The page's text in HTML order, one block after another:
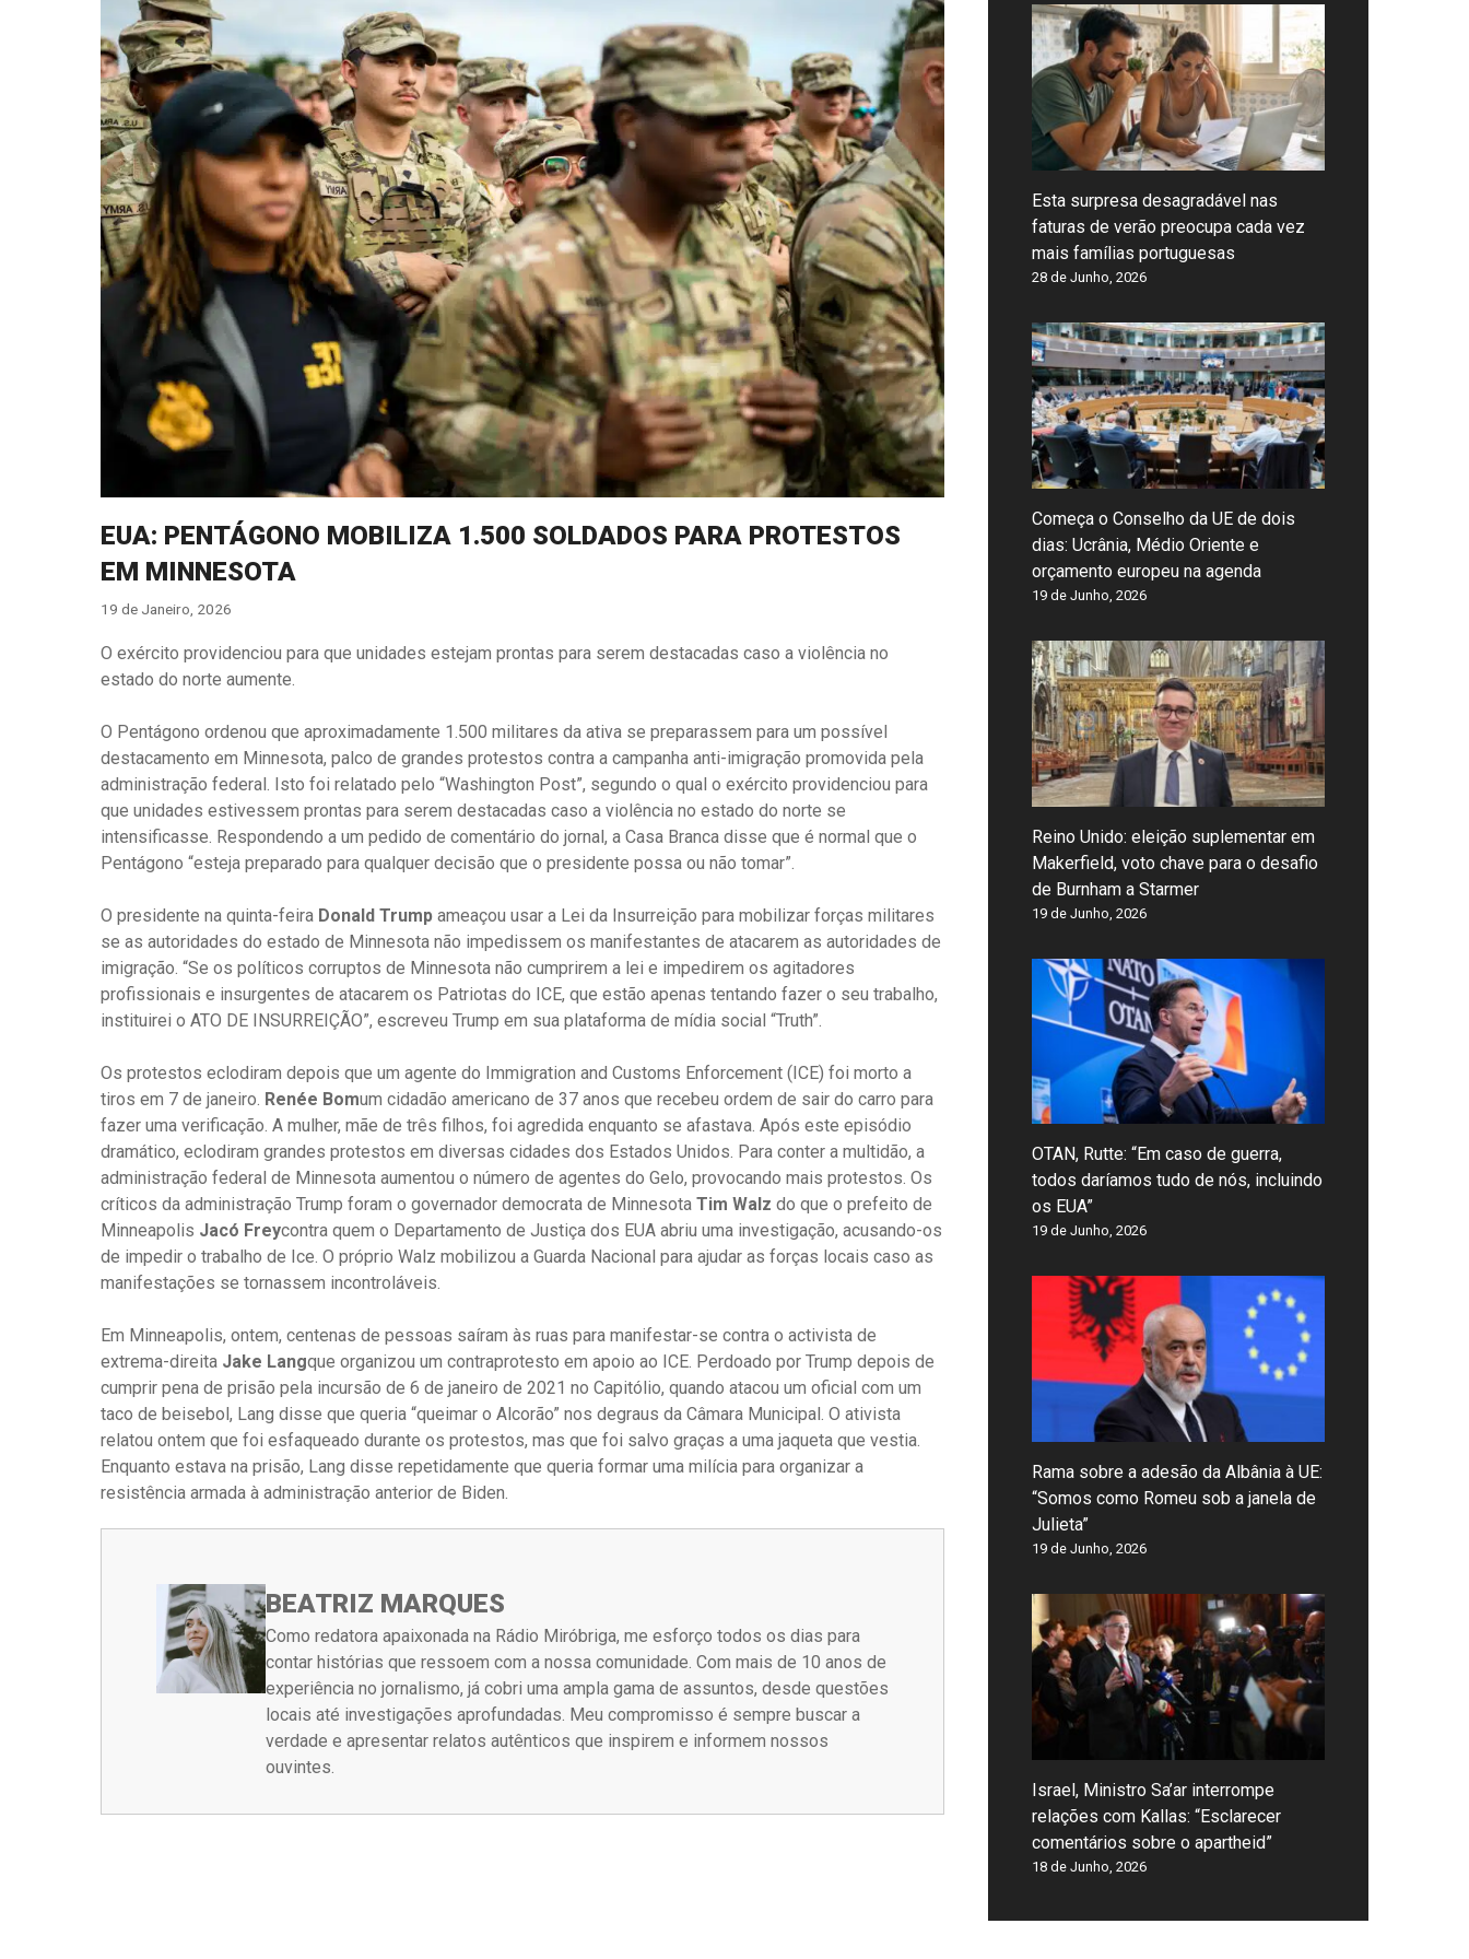
EUA: PENTÁGONO MOBILIZA 1.500 SOLDADOS PARA PROTESTOS
EM MINNESOTA
19 de Janeiro, 2026
O exército providenciou para que unidades estejam prontas para serem destacadas caso a violência no
estado do norte aumente.
O Pentágono ordenou que aproximadamente 1.500 militares da ativa se preparassem para um possível
destacamento em Minnesota, palco de grandes protestos contra a campanha anti-imigração promovida pela
administração federal. Isto foi relatado pelo “Washington Post”, segundo o qual o exército providenciou para
que unidades estivessem prontas para serem destacadas caso a violência no estado do norte se
intensificasse. Respondendo a um pedido de comentário do jornal, a Casa Branca disse que é normal que o
Pentágono “esteja preparado para qualquer decisão que o presidente possa ou não tomar”.
O presidente na quinta-feira Donald Trump ameaçou usar a Lei da Insurreição para mobilizar forças militares
se as autoridades do estado de Minnesota não impedissem os manifestantes de atacarem as autoridades de
imigração. “Se os políticos corruptos de Minnesota não cumprirem a lei e impedirem os agitadores
profissionais e insurgentes de atacarem os Patriotas do ICE, que estão apenas tentando fazer o seu trabalho,
instituirei o ATO DE INSURREIÇÃO”, escreveu Trump em sua plataforma de mídia social “Truth”.
Os protestos eclodiram depois que um agente do Immigration and Customs Enforcement (ICE) foi morto a
tiros em 7 de janeiro. Renée Bomum cidadão americano de 37 anos que recebeu ordem de sair do carro para
fazer uma verificação. A mulher, mãe de três filhos, foi agredida enquanto se afastava. Após este episódio
dramático, eclodiram grandes protestos em diversas cidades dos Estados Unidos. Para conter a multidão, a
administração federal de Minnesota aumentou o número de agentes do Gelo, provocando mais protestos. Os
críticos da administração Trump foram o governador democrata de Minnesota Tim Walz do que o prefeito de
Minneapolis Jacó Freycontra quem o Departamento de Justiça dos EUA abriu uma investigação, acusando-os
de impedir o trabalho de Ice. O próprio Walz mobilizou a Guarda Nacional para ajudar as forças locais caso as
manifestações se tornassem incontroláveis.
Em Minneapolis, ontem, centenas de pessoas saíram às ruas para manifestar-se contra o activista de
extrema-direita Jake Langque organizou um contraprotesto em apoio ao ICE. Perdoado por Trump depois de
cumprir pena de prisão pela incursão de 6 de janeiro de 2021 no Capitólio, quando atacou um oficial com um
taco de beisebol, Lang disse que queria “queimar o Alcorão” nos degraus da Câmara Municipal. O ativista
relatou ontem que foi esfaqueado durante os protestos, mas que foi salvo graças a uma jaqueta que vestia.
Enquanto estava na prisão, Lang disse repetidamente que queria formar uma milícia para organizar a
resistência armada à administração anterior de Biden.
BEATRIZ MARQUES
Como redatora apaixonada na Rádio Miróbriga, me esforço todos os dias para
contar histórias que ressoem com a nossa comunidade. Com mais de 10 anos de
experiência no jornalismo, já cobri uma ampla gama de assuntos, desde questões
locais até investigações aprofundadas. Meu compromisso é sempre buscar a
verdade e apresentar relatos autênticos que inspirem e informem nossos
ouvintes.
Esta surpresa desagradável nas
faturas de verão preocupa cada vez
mais famílias portuguesas
28 de Junho, 2026
Começa o Conselho da UE de dois
dias: Ucrânia, Médio Oriente e
orçamento europeu na agenda
19 de Junho, 2026
Reino Unido: eleição suplementar em
Makerfield, voto chave para o desafio
de Burnham a Starmer
19 de Junho, 2026
OTAN, Rutte: “Em caso de guerra,
todos daríamos tudo de nós, incluindo
os EUA”
19 de Junho, 2026
Rama sobre a adesão da Albânia à UE:
“Somos como Romeu sob a janela de
Julieta”
19 de Junho, 2026
Israel, Ministro Sa’ar interrompe
relações com Kallas: “Esclarecer
comentários sobre o apartheid”
18 de Junho, 2026